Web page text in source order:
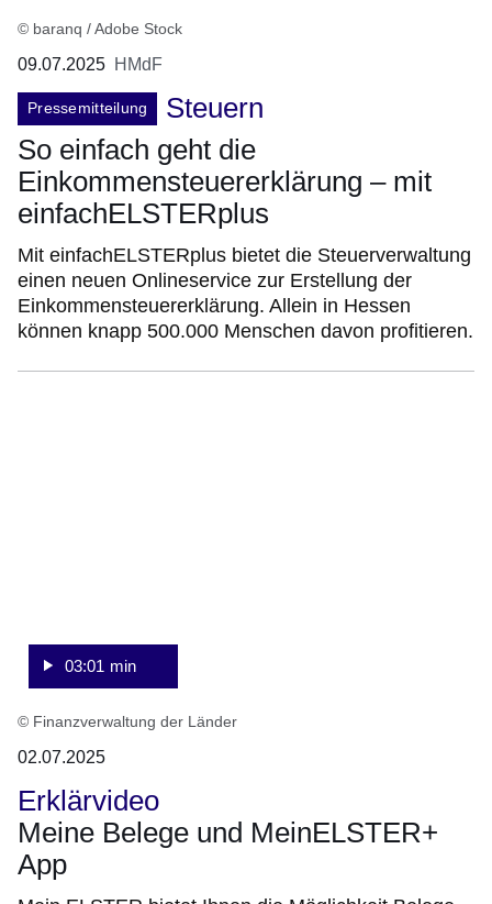
© baranq / Adobe Stock
09.07.2025 HMdF
Pressemitteilung
Steuern
So einfach geht die
Einkommensteuererklärung – mit
einfachELSTERplus
Mit einfachELSTERplus bietet die Steuerverwaltung
einen neuen Onlineservice zur Erstellung der
Einkommensteuererklärung. Allein in Hessen
können knapp 500.000 Menschen davon profitieren.
03:01 min
© Finanzverwaltung der Länder
02.07.2025
Erklärvideo
Meine Belege und MeinELSTER+
App